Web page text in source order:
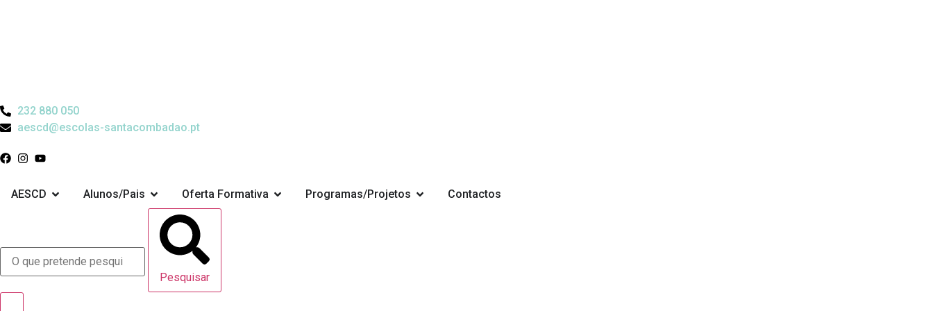
232 880 050
aescd@escolas-santacombadao.pt
AESCD Alunos/Pais Oferta Formativa Programas/Projetos Contactos
Pesquisar